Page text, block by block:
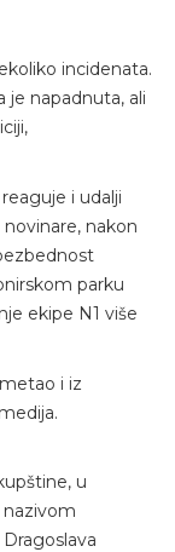
incidenata.
je napadnuta, ali
i udalji
nakon
parku
ekipe N1 više
i iz
u
nazivom